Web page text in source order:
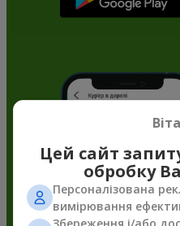
Цей сайт
обробку
Персоналізована
вимірювання
Збереження і/або